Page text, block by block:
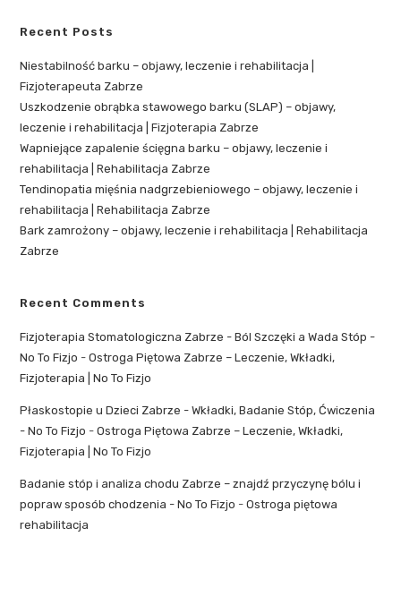
Recent Posts
Niestabilność barku – objawy, leczenie i rehabilitacja |
Fizjoterapeuta Zabrze
Uszkodzenie obrąbka stawowego barku (SLAP) – objawy,
leczenie i rehabilitacja | Fizjoterapia Zabrze
Wapniejące zapalenie ścięgna barku – objawy, leczenie i
rehabilitacja | Rehabilitacja Zabrze
Tendinopatia mięśnia nadgrzebieniowego – objawy, leczenie i
rehabilitacja | Rehabilitacja Zabrze
Bark zamrożony – objawy, leczenie i rehabilitacja | Rehabilitacja
Zabrze
Recent Comments
Fizjoterapia Stomatologiczna Zabrze - Ból Szczęki a Wada Stóp -
No To Fizjo -Ostroga Piętowa Zabrze – Leczenie, Wkładki,
Fizjoterapia | No To Fizjo
Płaskostopie u Dzieci Zabrze - Wkładki, Badanie Stóp, Ćwiczenia
- No To Fizjo -Ostroga Piętowa Zabrze – Leczenie, Wkładki,
Fizjoterapia | No To Fizjo
Badanie stóp i analiza chodu Zabrze – znajdź przyczynę bólu i
popraw sposób chodzenia - No To Fizjo -Ostroga piętowa
rehabilitacja